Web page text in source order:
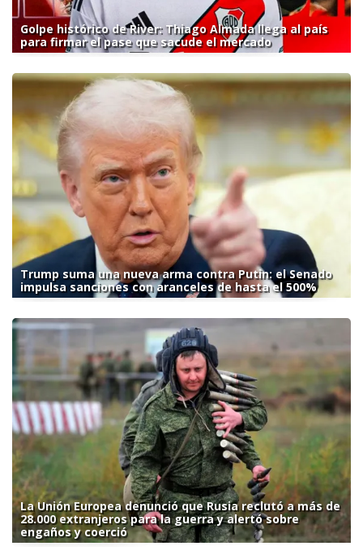
Golpe histórico de River: Thiago Almada llega al país
para firmar el pase que sacude el mercado
Trump suma una nueva arma contra Putin: el Senado
impulsa sanciones con aranceles de hasta el 500%
La Unión Europea denunció que Rusia reclutó a más de
28.000 extranjeros para la guerra y alertó sobre
engaños y coerció